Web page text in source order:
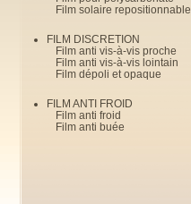
Film solaire repositionnable
FILM DISCRETION
Film anti vis-à-vis proche
Film anti vis-à-vis lointain
Film dépoli et opaque
FILM ANTI FROID
Film anti froid
Film anti buée